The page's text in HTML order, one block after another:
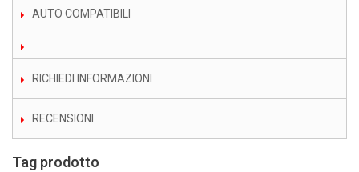
AUTO COMPATIBILI
RICHIEDI INFORMAZIONI
RECENSIONI
Tag prodotto